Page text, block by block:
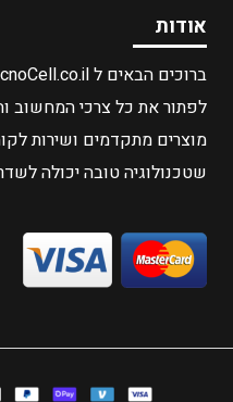
אודות
מוצרים מתקדמים ושירות
שטכנולוגיה טובה יכולה